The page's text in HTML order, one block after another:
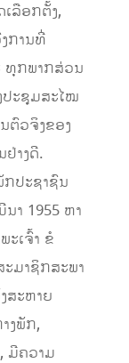
ລືອກຕັ້ງ,
ການທີ່
ທຸກພາກສ່ວນ
ະຊຸມສະໄໝ
ຕົວຈິງຂອງ
າງດີ.
ກປະຊາຊົນ
າ 1955 ຫາ
ະເຈົ້າ ຂໍ
ະມາຊິກສະພາ
ສະຫາຍ
ງພັກ,
ມີຄວາມ